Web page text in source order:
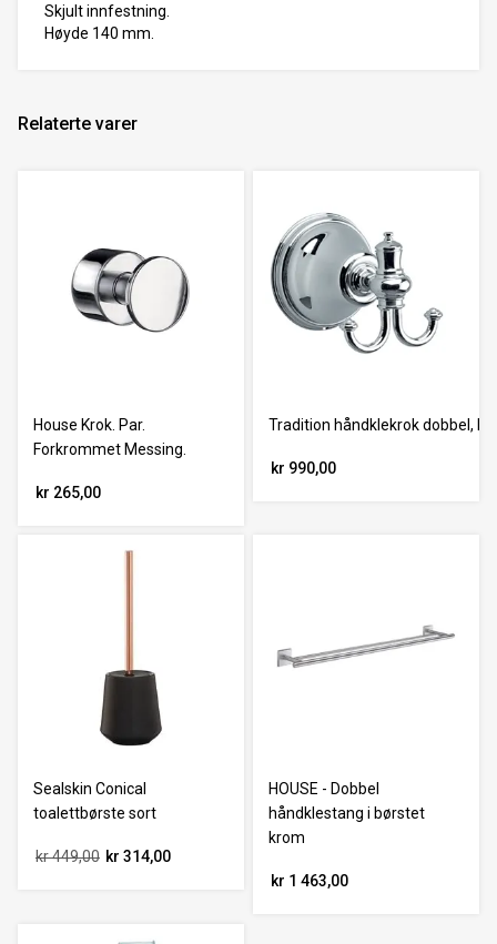
Skjult innfestning.
Høyde 140 mm.
Relaterte varer
House Krok. Par.
Forkrommet Messing.
kr 265,00
Tradition håndklekrok dobbel,
kr 990,00
Sealskin Conical
toalettbørste sort
kr 449,00 kr 314,00
HOUSE - Dobbel
håndklestang i børstet
krom
kr 1 463,00